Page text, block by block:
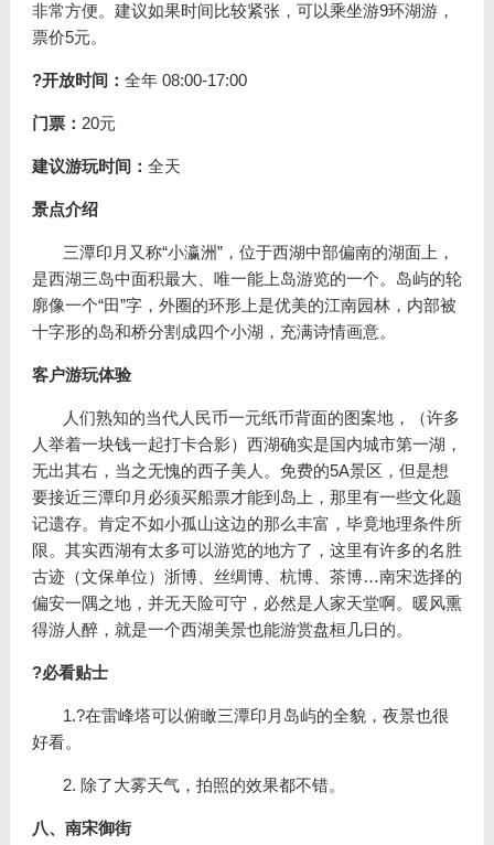
非常方便。建议如果时间比较紧张，可以乘坐游9环湖游，
票价5元。
?开放时间： 全年 08:00-17:00
门票： 20元
建议游玩时间： 全天
景点介绍
三潭印月又称“小瀛洲”，位于西湖中部偏南的湖面上，
是西湖三岛中面积最大、唯一能上岛游览的一个。岛屿的轮
廓像一个“田”字，外圈的环形上是优美的江南园林，内部被
十字形的岛和桥分割成四个小湖，充满诗情画意。
客户游玩体验
人们熟知的当代人民币一元纸币背面的图案地，（许多
人举着一块钱一起打卡合影）西湖确实是国内城市第一湖，
无出其右，当之无愧的西子美人。免费的5A景区，但是想
要接近三潭印月必须买船票才能到岛上，那里有一些文化题
记遗存。肯定不如小孤山这边的那么丰富，毕竟地理条件所
限。其实西湖有太多可以游览的地方了，这里有许多的名胜
古迹（文保单位）浙博、丝绸博、杭博、茶博…南宋选择的
偏安一隅之地，并无天险可守，必然是人家天堂啊。暖风熏
得游人醉，就是一个西湖美景也能游赏盘桓几日的。
?必看贴士
1.?在雷峰塔可以俯瞰三潭印月岛屿的全貌，夜景也很
好看。
2. 除了大雾天气，拍照的效果都不错。
八、南宋御街